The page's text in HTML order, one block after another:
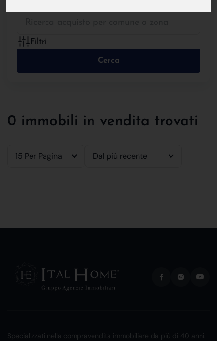
Filtri
Cerca
0 immobili in vendita trovati
15 Per Pagina Dal più recente
Specializzati nella compravendita immobiliare da più di 40 anni.